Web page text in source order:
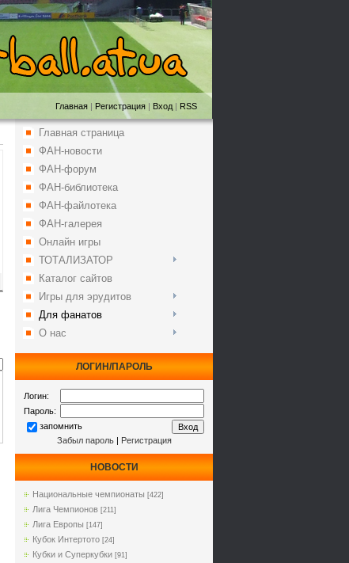
Главная | Регистрация | Вход | RSS
Главная страница
ФАН-новости
ФАН-форум
ФАН-библиотека
ФАН-файлотека
ФАН-галерея
Онлайн игры
ТОТАЛИЗАТОР
Каталог сайтов
Игры для эрудитов
Для фанатов
О нас
ЛОГИН/ПАРОЛЬ
Логин:
Пароль:
запомнить
Забыл пароль| Регистрация
НОВОСТИ
Национальные чемпионаты [422]
Лига Чемпионов [211]
Лига Европы [147]
Кубок Интертото [24]
Кубки и Суперкубки [91]